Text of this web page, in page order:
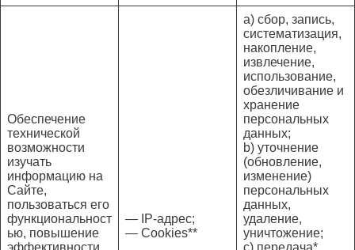
Обеспечение
технической
возможности
изучать
информацию на
Сайте,
пользоваться его
функциональност
ью, повышение
— IP-адрес;
— Cookies**
a) сбор, запись,
систематизация,
накопление,
извлечение,
использование,
обезличивание и
хранение
персональных
данных;
b) уточнение
(обновление,
изменение)
персональных
данных,
удаление,
уничтожение;